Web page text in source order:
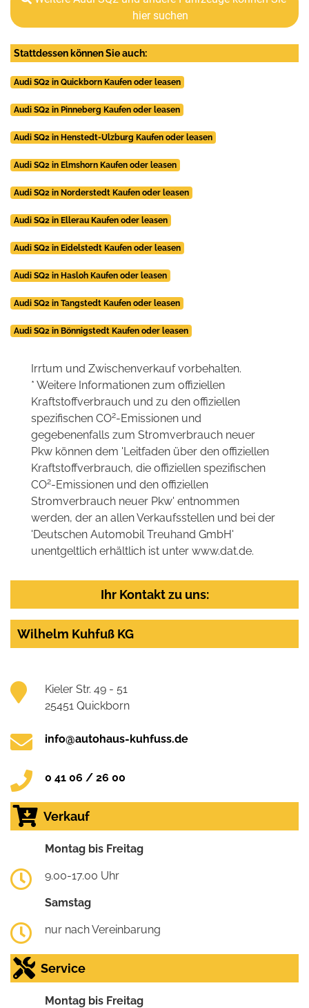
hier suchen
Stattdessen können Sie auch:
Audi SQ2 in Quickborn Kaufen oder leasen
Audi SQ2 in Pinneberg Kaufen oder leasen
Audi SQ2 in Henstedt-Ulzburg Kaufen oder leasen
Audi SQ2 in Elmshorn Kaufen oder leasen
Audi SQ2 in Norderstedt Kaufen oder leasen
Audi SQ2 in Ellerau Kaufen oder leasen
Audi SQ2 in Eidelstedt Kaufen oder leasen
Audi SQ2 in Hasloh Kaufen oder leasen
Audi SQ2 in Tangstedt Kaufen oder leasen
Audi SQ2 in Bönnigstedt Kaufen oder leasen
Irrtum und Zwischenverkauf vorbehalten.
* Weitere Informationen zum offiziellen
Kraftstoffverbrauch und zu den offiziellen
spezifischen CO2-Emissionen und
gegebenenfalls zum Stromverbrauch neuer
Pkw können dem 'Leitfaden über den offiziellen
Kraftstoffverbrauch, die offiziellen spezifischen
CO2-Emissionen und den offiziellen
Stromverbrauch neuer Pkw' entnommen
werden, der an allen Verkaufsstellen und bei der
'Deutschen Automobil Treuhand GmbH'
unentgeltlich erhältlich ist unter www.dat.de.
Ihr Kontakt zu uns:
Wilhelm Kuhfuß KG
Kieler Str. 49 - 51
25451 Quickborn
info@autohaus-kuhfuss.de
0 41 06 / 26 00
Verkauf
Montag bis Freitag
9.00-17.00 Uhr
Samstag
nur nach Vereinbarung
Service
Montag bis Freitag